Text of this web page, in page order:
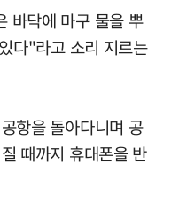
바닥에 마구 물을 뿌
다"라고 소리 지르는
항을 돌아다니며 공
때까지 휴대폰을 반